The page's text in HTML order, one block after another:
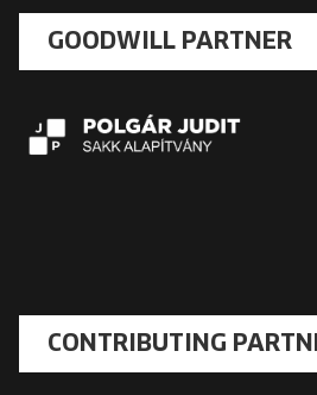
GOODWILL PARTNER
CONTRIBUTING